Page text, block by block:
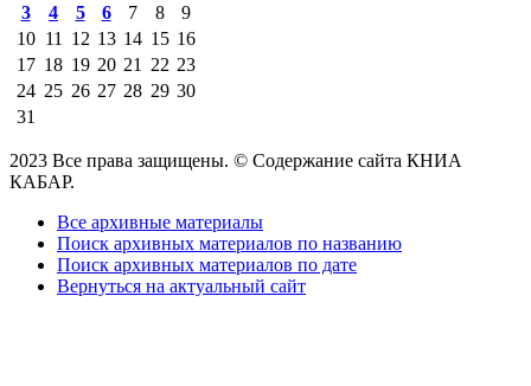
3
4 5 6 7 8
9
10 11 12 13 14 15 16
17 18 19 20 21 22 23
24 25 26 27 28 29 30
31
2023 Все права защищены. © Содержание сайта КНИА
КАБАР.
Все архивные материалы
Поиск архивных материалов по названию
Поиск архивных материалов по дате
Вернуться на актуальный сайт